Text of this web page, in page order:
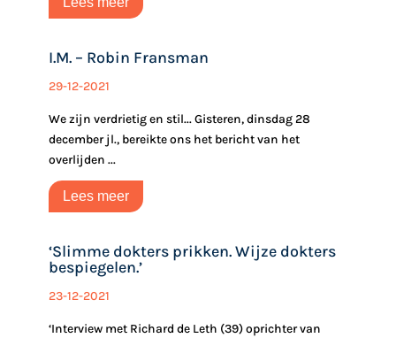
I.M. – Robin Fransman
29-12-2021
We zijn verdrietig en stil... Gisteren, dinsdag 28
december jl., bereikte ons het bericht van het
overlijden ...
Lees meer
‘Slimme dokters prikken. Wijze dokters
bespiegelen.’
23-12-2021
‘Interview met Richard de Leth (39) oprichter van